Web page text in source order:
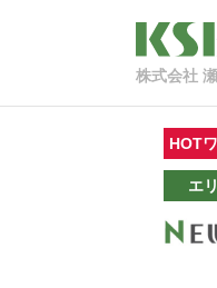
株式会社
HOT
エ